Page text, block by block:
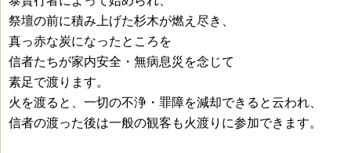
祭壇の前に積み上げた杉木が燃え尽き、
真っ赤な炭になったところを
信者たちが家内安全・無病息災を念じて
素足で渡ります。
火を渡ると、一切の不浄・罪障を減却できると云われ、
信者の渡った後は一般の観客も火渡りに参加できます。